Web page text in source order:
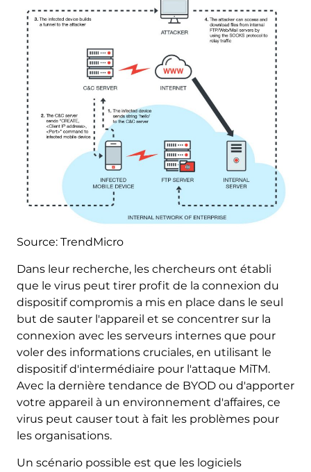
Source: TrendMicro
Dans leur recherche, les chercheurs ont établi
que le virus peut tirer profit de la connexion du
dispositif compromis a mis en place dans le seul
but de sauter l'appareil et se concentrer sur la
connexion avec les serveurs internes que pour
voler des informations cruciales, en utilisant le
dispositif d'intermédiaire pour l'attaque MiTM.
Avec la dernière tendance de BYOD ou d'apporter
votre appareil à un environnement d'affaires, ce
virus peut causer tout à fait les problèmes pour
les organisations.
Un scénario possible est que les logiciels